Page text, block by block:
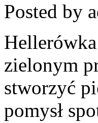
Posted by
zielonym
stworzyć
pomysł